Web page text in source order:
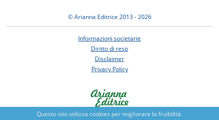
Questo sito utilizza cookies per migliorare la fruibilità.
© Arianna Editrice 2013 - 2026
Informazioni societarie
Diritto di reso
Disclaimer
Privacy Policy